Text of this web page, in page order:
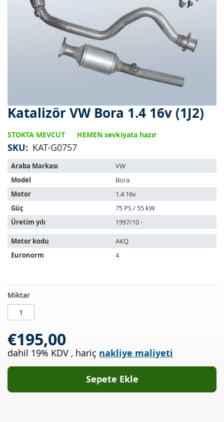
Katalizör VW Bora 1.4 16v (1J2)
STOKTA MEVCUT
SKU KAT-G0757
HEMEN sevkiyata hazır
Bu
ürün
aşağıdaki
araçlara
uyar:
Araba Markası
VW
Model
Bora
Motor
1.4 16v
Güç
75 PS / 55 kW
Üretim yılı
1997/10 -
Motor kodu
AKQ
Euronorm
4
Katalizör
VW
Bora
16v
(1J2)
STOKTA
MEVCUT
Miktar
€195,00
dahil 19% KDV , hariç nakliye maliyeti
Sepete Ekle
Resim
galerisinin
başlangıcına
git